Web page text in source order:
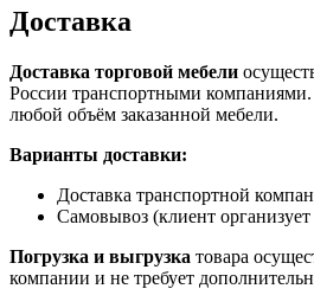
Доставка
Доставка торговой мебели
России транспортными
любой объём заказанной мебели.
Варианты доставки:
Доставка транспортной
Самовывоз (клиент
Погрузка и выгрузка товара
компании и не требует